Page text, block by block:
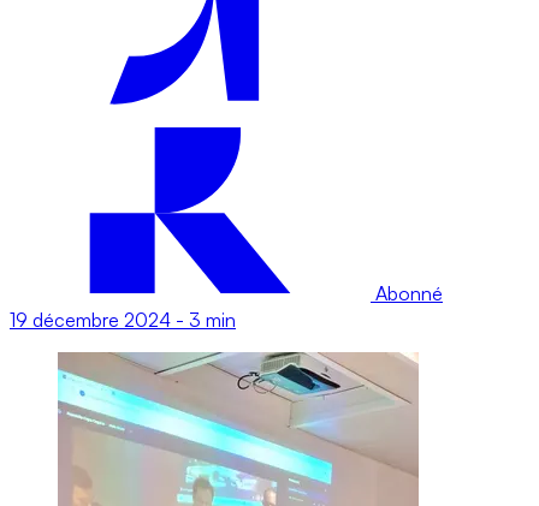
Abonné
19 décembre 2024 - 3 min